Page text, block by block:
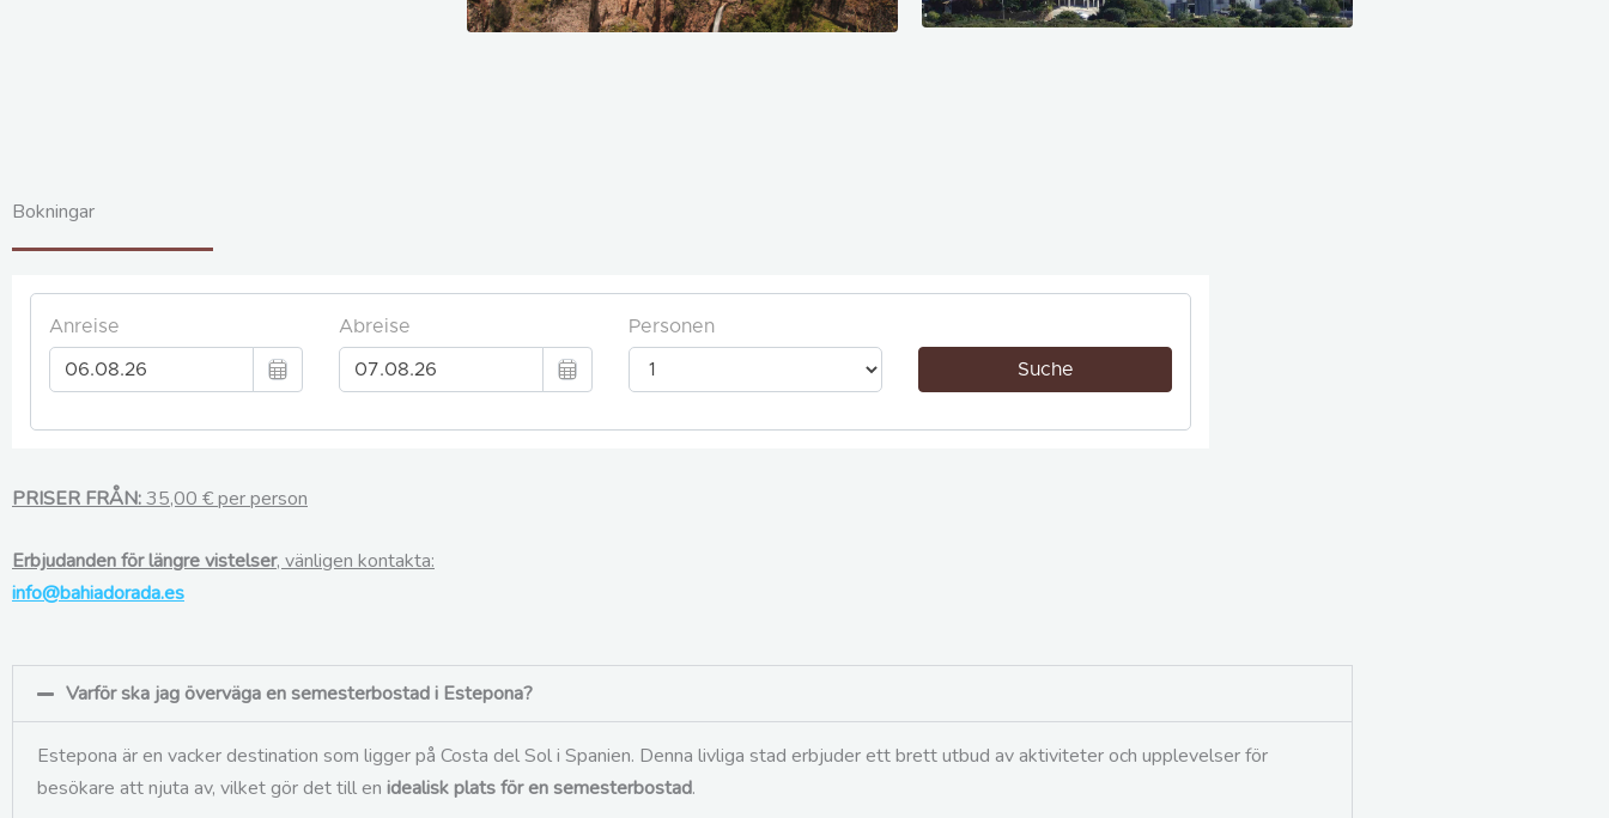
Bokningar
PRISER FRÅN:35,00 € per person
Erbjudanden för längre vistelser, vänligen kontakta:
info@bahiadorada.es
Varför ska jag överväga en semesterbostad i Estepona?
Estepona är en vacker destination som ligger på Costa del Sol i Spanien. Denna livliga stad erbjuder ett brett utbud av aktiviteter och upplevelser för
besökare att njuta av, vilket gör det till en idealisk plats för en semesterbostad.